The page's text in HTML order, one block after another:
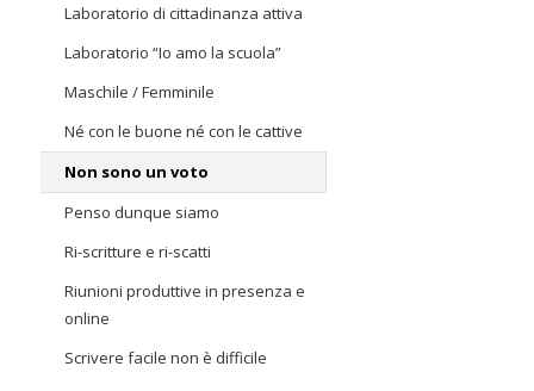
Laboratorio di cittadinanza attiva
Laboratorio “Io amo la scuola”
Maschile / Femminile
Né con le buone né con le cattive
Non sono un voto
Penso dunque siamo
Ri-scritture e ri-scatti
Riunioni produttive in presenza e
online
Scrivere facile non è difficile